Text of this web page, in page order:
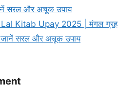
सरल और अचूक उपाय
Kitab Upay 2025 | मंगल ग्रह
जानें सरल और अचूक उपाय